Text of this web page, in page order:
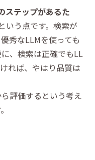
ステップがあるた
という点です。検索が
秀なLLMを使っても
、検索は正確でもLL
れば、やはり品質は
評価するという考え